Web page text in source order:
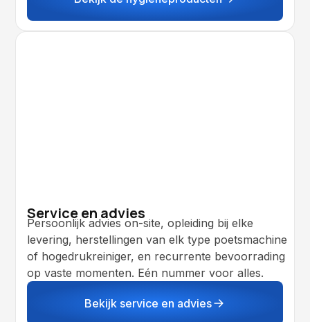
Service en advies
Persoonlijk advies on-site, opleiding bij elke
levering, herstellingen van elk type poetsmachine
of hogedrukreiniger, en recurrente bevoorrading
op vaste momenten. Eén nummer voor alles.
Bekijk service en advies